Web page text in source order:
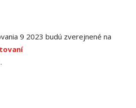
9 2023 budú zverejnené na